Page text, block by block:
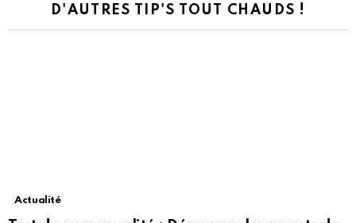
D'AUTRES TIP'S TOUT CHAUDS !
Actualité